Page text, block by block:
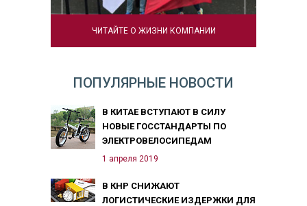
ЧИТАЙТЕ О ЖИЗНИ КОМПАНИИ
ПОПУЛЯРНЫЕ НОВОСТИ
В КИТАЕ ВСТУПАЮТ В СИЛУ
НОВЫЕ ГОССТАНДАРТЫ ПО
ЭЛЕКТРОВЕЛОСИПЕДАМ
1 апреля 2019
В КНР СНИЖАЮТ
ЛОГИСТИЧЕСКИЕ ИЗДЕРЖКИ ДЛЯ